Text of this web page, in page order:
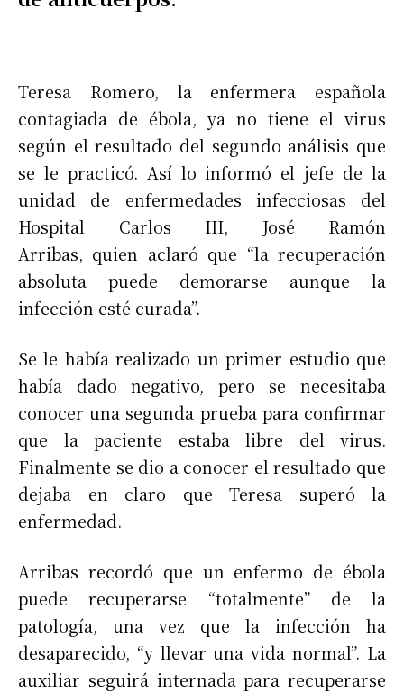
Teresa Romero, la enfermera española
contagiada de ébola, ya no tiene el virus
según el resultado del segundo análisis que
se le practicó. Así lo informó el jefe de la
unidad de enfermedades infecciosas del
Hospital Carlos III, José Ramón
Arribas, quien aclaró que “la recuperación
absoluta puede demorarse aunque la
infección esté curada”.
Se le había realizado un primer estudio que
había dado negativo, pero se necesitaba
conocer una segunda prueba para confirmar
que la paciente estaba libre del virus.
Finalmente se dio a conocer el resultado que
dejaba en claro que Teresa superó la
enfermedad.
Arribas recordó que un enfermo de ébola
puede recuperarse “totalmente” de la
patología, una vez que la infección ha
desaparecido, “y llevar una vida normal”. La
auxiliar seguirá internada para recuperarse